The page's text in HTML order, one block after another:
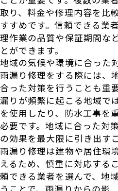
取り、料金や修理内容を比
すすめです。信頼できる業
理作業の品質や保証期間な
とができます。
地域の気候や環境に合った
雨漏り修理をする際には、
合った対策を行うことも重
漏りが頻繁に起こる地域で
を使用したり、防水工事を
必要です。地域に合った対
の効果を最大限に引き出す
雨漏り修理は建物や居住環
えるため、慎重に対応する
頼できる業者を選んで、地